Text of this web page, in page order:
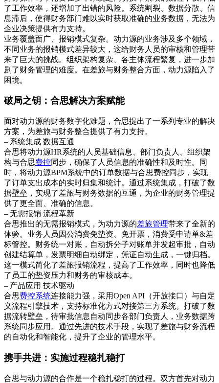
了工作效率，还增加了出错的风险。系统割裂、数据分散、信
息滞后，使得财务部门难以实时获取准确的业务数据，无法为
企业决策提供有力支持。
业务覆盖面广、报销模式复杂。动力源的业务涉及多个领域，
不同业务的报销模式差异较大，这给财务人员的审核和管理带
来了巨大的挑战。组织架构复杂、各主体流程繁复，进一步加
剧了财务管理的难度。在差旅与财务整合方面，动力源陷入了
困境。
破局之钥：合思解决方案赋能
面对动力源的财务数字化难题，合思提出了一系列专业的解决
方案，为差旅与财务整合提供了有力支持。
– 系统集成 数据互通
合思将动力源HR系统的人员基础信息、部门负责人、组织架
构与合思费控同步，确保了人员信息的准确性和及时性。同
时，将动力源BPM系统中的订单数据与合思费控同步，实现
了订单支出成本的实时归集和统计。通过系统集成，打破了数
据壁垒，实现了差旅与财务数据的互通，为企业的财务管理提
供了更全面、准确的信息。
– 无需报销 流程革新
合思推出的无需报销模式，为动力源的差旅管理带来了全新的
体验。业务人员因公消费免垫资、免开票，消费受申请单&差
标管控。财务统一对账，自动拆分子对账单并发起审批，自动
创建结算单，发票明细自动绑定，凭证自动生成，一键归档。
这一模式简化了差旅报销流程，提高了工作效率，同时也降低
了员工的垫资压力和财务的审核成本。
– 产品应用 技术驱动
合思费控系统连接能力强，采用Open API（开放接口）与自定
义流程引擎技术，支持标准化方式对接第三方系统。打破了数
据流转壁垒，待审批信息自动同步各部门负责人，业务数据跨
系统同步应用。通过先进的技术手段，实现了差旅与财务流程
的自动化和智能化，提升了企业的管理水平。
携手共进：实施过程稳扎稳打
合思与动力源的合作是一个稳扎稳打的过程。双方首先对动力